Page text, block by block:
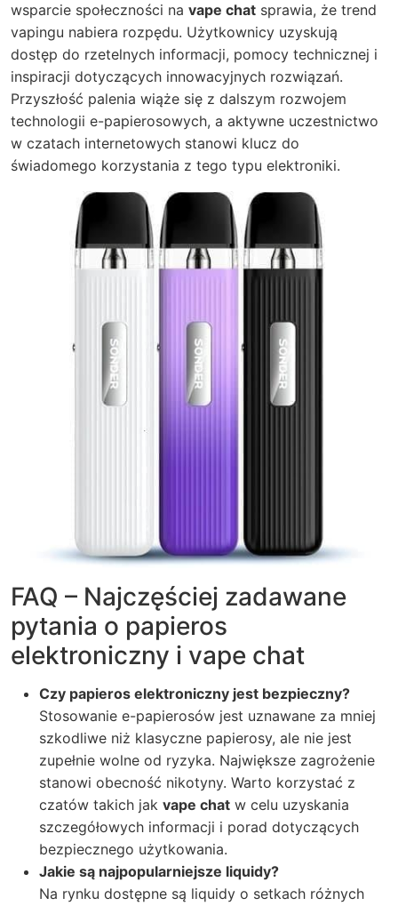
wsparcie społeczności na vape chat sprawia, że trend
vapingu nabiera rozpędu. Użytkownicy uzyskują
dostęp do rzetelnych informacji, pomocy technicznej i
inspiracji dotyczących innowacyjnych rozwiązań.
Przyszłość palenia wiąże się z dalszym rozwojem
technologii e-papierosowych, a aktywne uczestnictwo
w czatach internetowych stanowi klucz do
świadomego korzystania z tego typu elektroniki.
FAQ – Najczęściej zadawane
pytania o papieros
elektroniczny i vape chat
Czy papieros elektroniczny jest bezpieczny?
Stosowanie e-papierosów jest uznawane za mniej
szkodliwe niż klasyczne papierosy, ale nie jest
zupełnie wolne od ryzyka. Największe zagrożenie
stanowi obecność nikotyny. Warto korzystać z
czatów takich jak vape chat w celu uzyskania
szczegółowych informacji i porad dotyczących
bezpiecznego użytkowania.
Jakie są najpopularniejsze liquidy?
Na rynku dostępne są liquidy o setkach różnych